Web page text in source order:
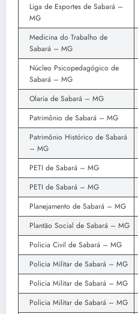
Liga de Esportes de Sabará –
MG
Medicina do Trabalho de
Sabará – MG
Núcleo Psicopedagógico de
Sabará – MG
Olaria de Sabará – MG
Patrimônio de Sabará – MG
Patrimônio Histórico de Sabará
– MG
PETI de Sabará – MG
PETI de Sabará – MG
Planejamento de Sabará – MG
Plantão Social de Sabará – MG
Policia Civil de Sabará – MG
Policia Militar de Sabará – MG
Policia Militar de Sabará – MG
Policia Militar de Sabará – MG